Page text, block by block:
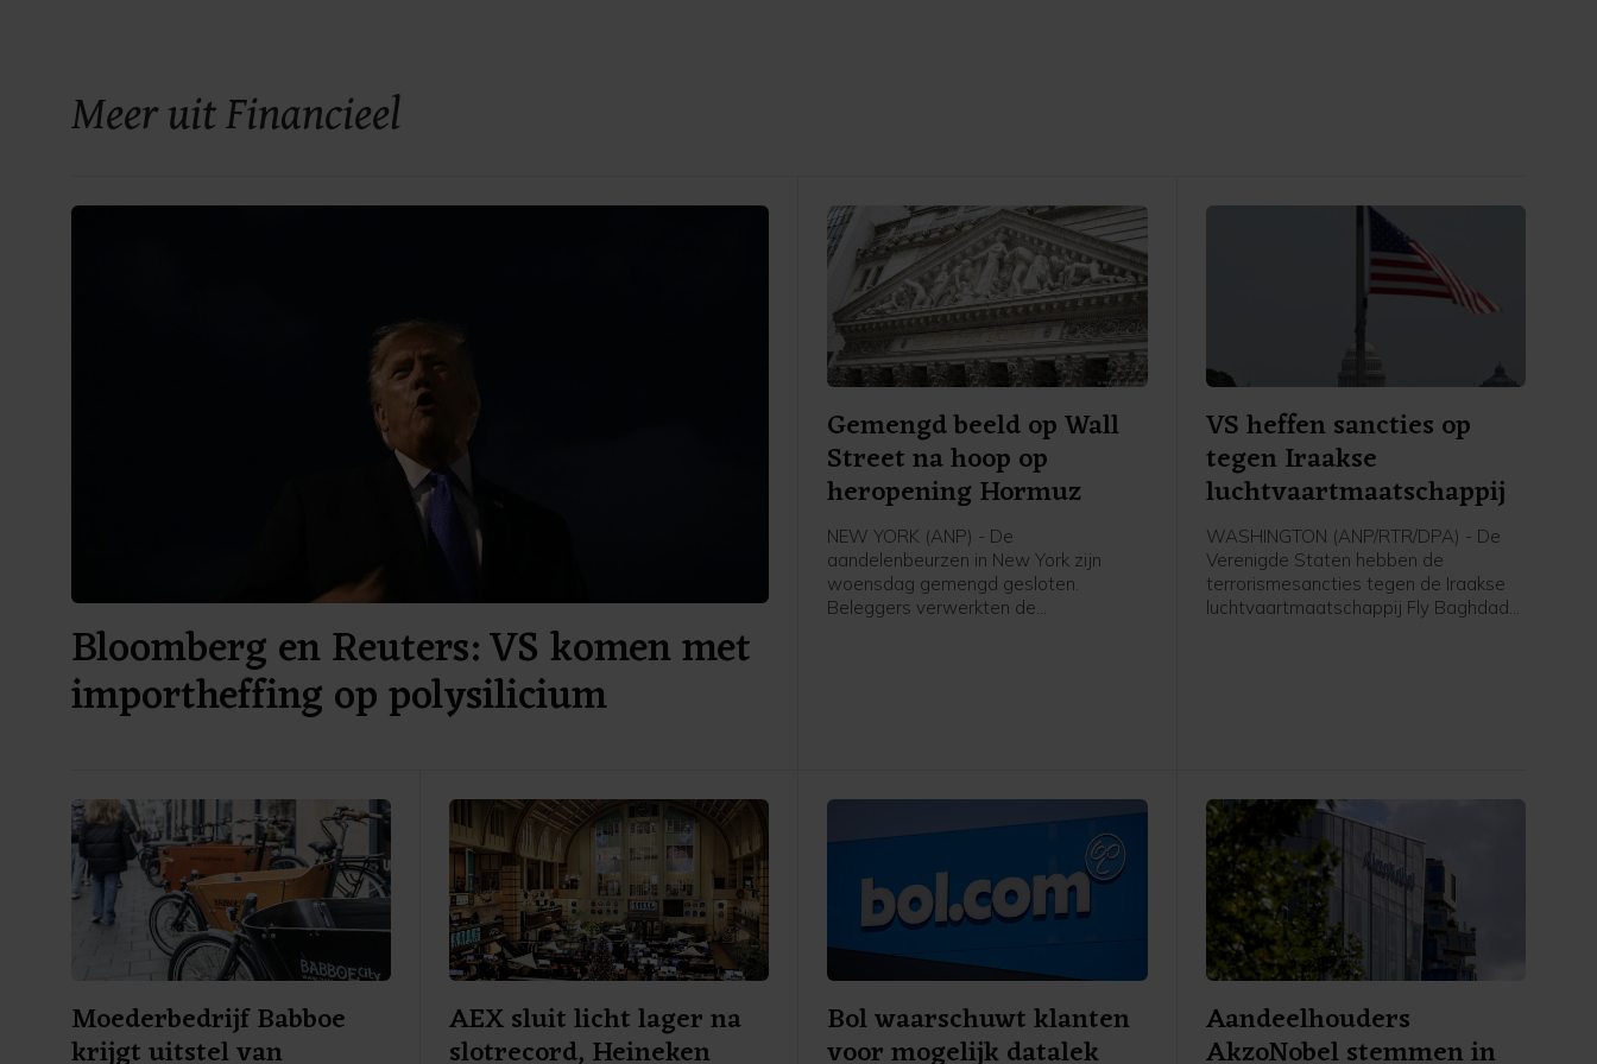
Meer uit Financieel
Bloomberg en Reuters: VS komen met
importheffing op polysilicium
Gemengd beeld op Wall
Street na hoop op
heropening Hormuz
NEW YORK (ANP) - De
aandelenbeurzen in New York zijn
woensdag gemengd gesloten.
Beleggers verwerkten de
VS heffen sancties op
tegen Iraakse
luchtvaartmaatschappij
WASHINGTON (ANP/RTR/DPA) - De
Verenigde Staten hebben de
terrorismesancties tegen de Iraakse
luchtvaartmaatschappij Fly Baghdad
Moederbedrijf Babboe
krijgt uitstel van
AEX sluit licht lager na
slotrecord, Heineken
Bol waarschuwt klanten
voor mogelijk datalek
Aandeelhouders
AkzoNobel stemmen in